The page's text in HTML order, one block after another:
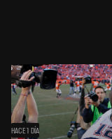
HACE 1 DÍA